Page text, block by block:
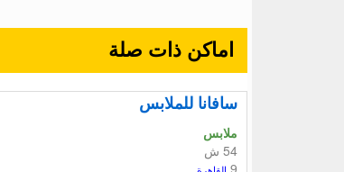
اماكن ذات صلة
سافانا للملابس
ملابس
54 ش
9